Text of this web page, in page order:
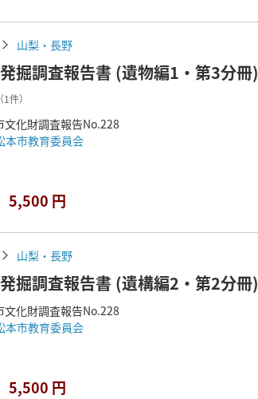
山梨・長野
掘調査報告書 (遺物編1・第3分冊)
（1件）
文化財調査報告No.228
本市教育委員会
5,500 円
山梨・長野
掘調査報告書 (遺構編2・第2分冊)
文化財調査報告No.228
本市教育委員会
5,500 円